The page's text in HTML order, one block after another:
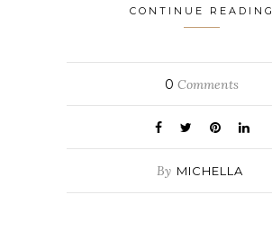
CONTINUE READING
0 Comments
By MICHELLA